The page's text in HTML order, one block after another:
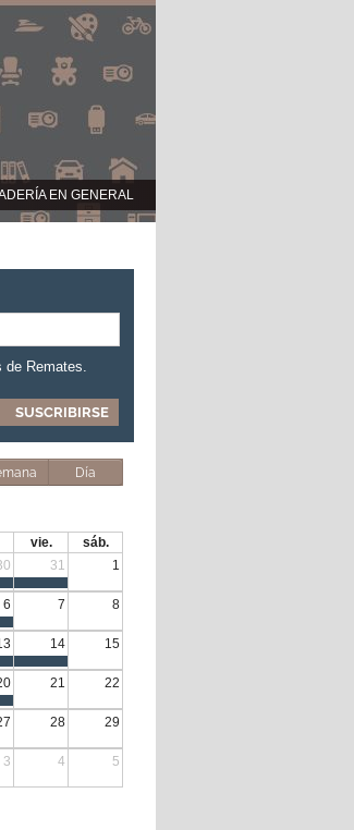
EN GENERAL
de Remates.
Día
vie.
sáb.
31 1
6 7 8
14 15
21 22
28 29
3 4 5